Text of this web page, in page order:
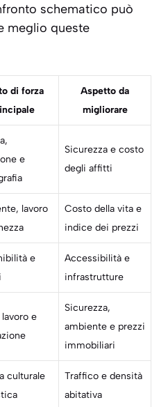
schematico può
meglio queste
di forza
Aspetto da
migliorare
e
Sicurezza e costo
degli affitti
lavoro
Costo della vita e
indice dei prezzi
e
Accessibilità e
infrastrutture
e
Sicurezza,
ambiente e prezzi
immobiliari
culturale
Traffico e densità
abitativa